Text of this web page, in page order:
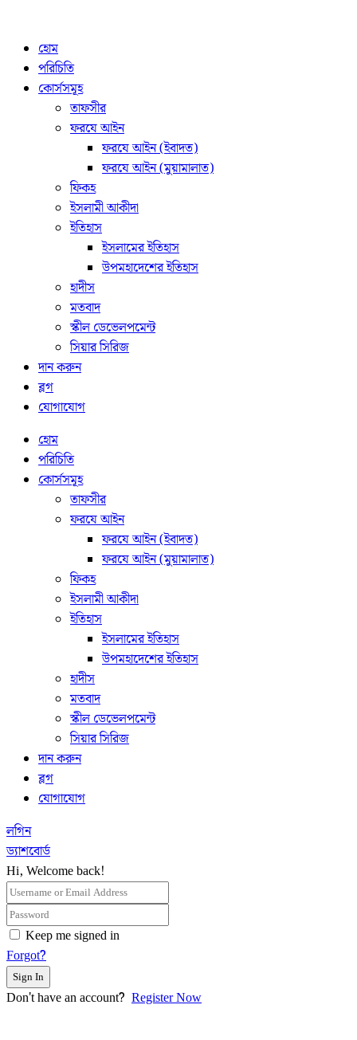
হোম
পরিচিতি
কোর্সসমূহ
তাফসীর
ফরযে আইন
ফরযে আইন (ইবাদত)
ফরযে আইন (মুয়ামালাত)
ফিকহ
ইসলামী আকীদা
ইতিহাস
ইসলামের ইতিহাস
উপমহাদেশের ইতিহাস
হাদীস
মতবাদ
স্কীল ডেভেলপমেন্ট
সিয়ার সিরিজ
দান করুন
ব্লগ
যোগাযোগ
হোম
পরিচিতি
কোর্সসমূহ
তাফসীর
ফরযে আইন
ফরযে আইন (ইবাদত)
ফরযে আইন (মুয়ামালাত)
ফিকহ
ইসলামী আকীদা
ইতিহাস
ইসলামের ইতিহাস
উপমহাদেশের ইতিহাস
হাদীস
মতবাদ
স্কীল ডেভেলপমেন্ট
সিয়ার সিরিজ
দান করুন
ব্লগ
যোগাযোগ
লগিন
ড্যাশবোর্ড
Hi, Welcome back!
Keep me signed in
Forgot?
Sign In
Don't have an account? Register Now